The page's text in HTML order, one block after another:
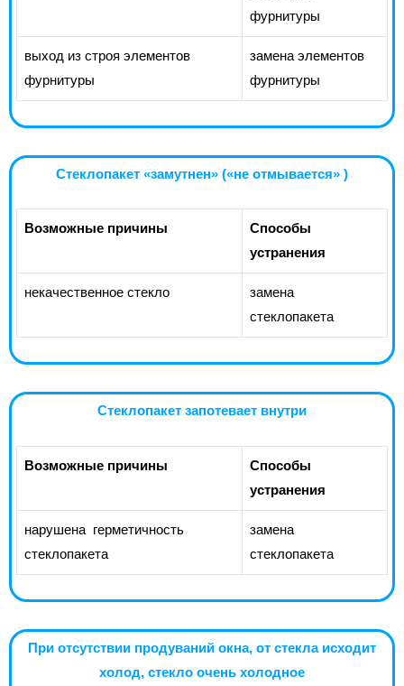
фурнитуры
выход из строя элементов
фурнитуры
замена элементов
фурнитуры
Стеклопакет «замутнен» («не отмывается» )
Возможные причины
Способы
устранения
некачественное стекло
замена
стеклопакета
Стеклопакет запотевает внутри
Возможные причины
Способы
устранения
нарушена герметичность
стеклопакета
замена
стеклопакета
При отсутствии продуваний окна, от стекла исходит
холод, стекло очень холодное